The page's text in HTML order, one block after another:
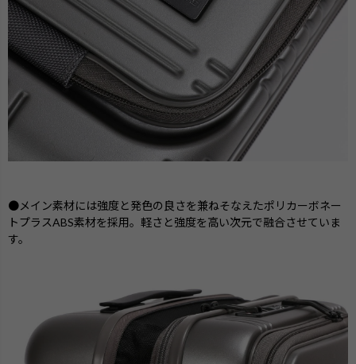
●メイン素材には強度と発色の良さを兼ねそなえたポリカーボネー
トプラスABS素材を採用。軽さと強度を高い次元で融合させていま
す。